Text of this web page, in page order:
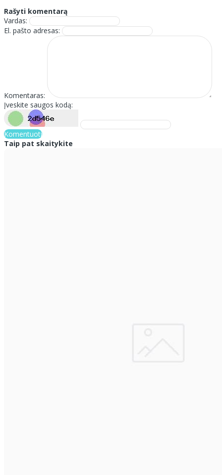
Rašyti komentarą
Vardas:
El. pašto adresas:
Komentaras:
Įveskite saugos kodą:
Komentuoti
Taip pat skaitykite